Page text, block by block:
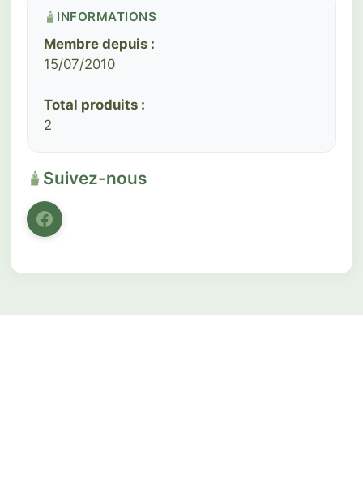
INFORMATIONS
Membre depuis :
15/07/2010
Total produits :
2
Suivez-nous